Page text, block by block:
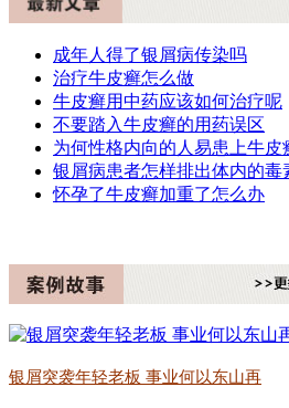
成年人得了银屑病传染吗
治疗牛皮癣怎么做
牛皮癣用中药应该如何治疗呢
不要踏入牛皮癣的用药误区
为何性格内向的人易患上牛皮
银屑病患者怎样排出体内的毒
怀孕了牛皮癣加重了怎么办
银屑突袭年轻老板 事业何以东山再